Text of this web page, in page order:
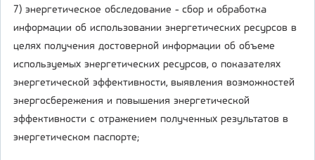
7) энергетическое обследование - сбор и обработка
информации об использовании энергетических ресурсов в
целях получения достоверной информации об объеме
используемых энергетических ресурсов, о показателях
энергетической эффективности, выявления возможностей
энергосбережения и повышения энергетической
эффективности с отражением полученных результатов в
энергетическом паспорте;